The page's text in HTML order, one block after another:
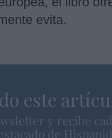
evita.
este
y recibe
de